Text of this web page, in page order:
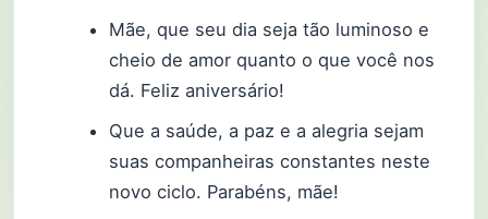
Mãe, que seu dia seja tão luminoso e
cheio de amor quanto o que você nos
dá. Feliz aniversário!
Que a saúde, a paz e a alegria sejam
suas companheiras constantes neste
novo ciclo. Parabéns, mãe!